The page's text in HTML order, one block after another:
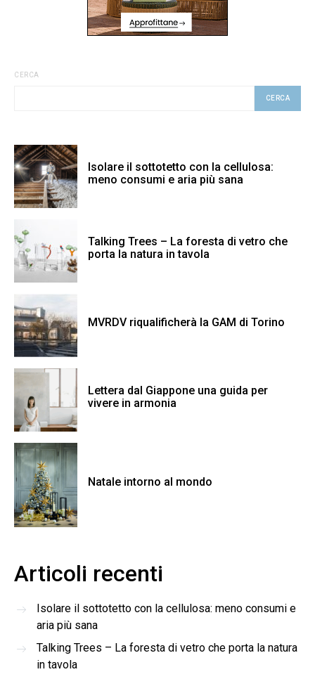
CERCA
CERCA
Isolare il sottotetto con la cellulosa:
meno consumi e aria più sana
Talking Trees – La foresta di vetro che
porta la natura in tavola
MVRDV riqualificherà la GAM di Torino
Lettera dal Giappone una guida per
vivere in armonia
Natale intorno al mondo
Articoli recenti
Isolare il sottotetto con la cellulosa: meno consumi e
aria più sana
Talking Trees – La foresta di vetro che porta la natura
in tavola